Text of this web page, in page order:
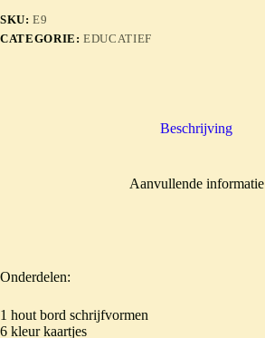
SKU:E9
CATEGORIE:EDUCATIEF
Beschrijving
Aanvullende informatie
Onderdelen:
1 hout bord schrijfvormen
6 kleur kaartjes